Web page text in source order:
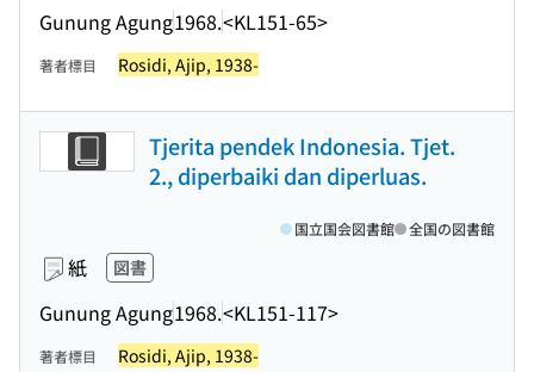
Gunung Agung1968.<KL151-65>
著者標目 Rosidi, Ajip, 1938-
Tjerita pendek Indonesia. Tjet.
2., diperbaiki dan diperluas.
紙 図書
Gunung Agung1968.<KL151-117>
国立国会図書館 全国の図書館
著者標目 Rosidi, Ajip, 1938-